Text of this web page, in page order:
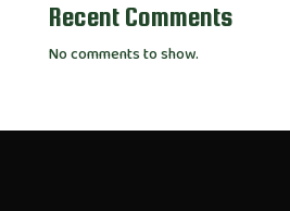
Recent Comments
No comments to show.